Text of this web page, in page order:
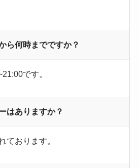
ら何時までですか？
です。
はありますか？
ております。